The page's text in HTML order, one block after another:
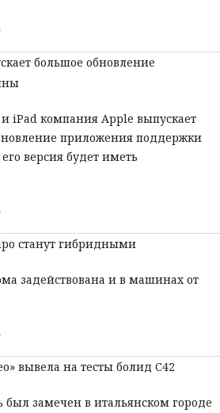
большое обновление
iPad компания Apple выпускает
приложения поддержки
версия будет иметь
станут гибридными
задействована и в машинах от
вывела на тесты болид С42
был замечен в итальянском городе